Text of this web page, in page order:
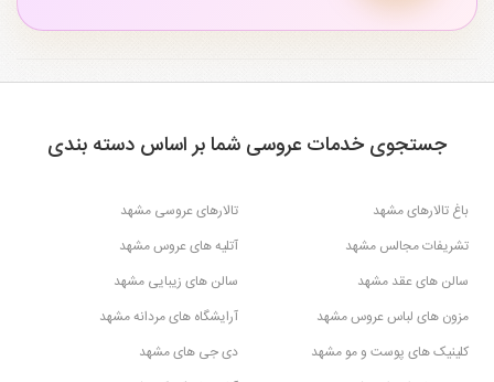
جستجوی خدمات عروسی شما بر اساس دسته بندی
باغ تالارهای مشهد
تالارهای عروسی مشهد
تشریفات مجالس مشهد
آتلیه های عروس مشهد
سالن های عقد مشهد
سالن های زیبایی مشهد
مزون های لباس عروس مشهد
آرایشگاه های مردانه مشهد
کلینیک های پوست و مو مشهد
دی جی های مشهد